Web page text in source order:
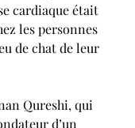
cardiaque était
les personnes
de chat de leur
Qureshi, qui
d’un